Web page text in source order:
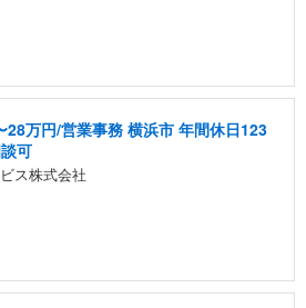
28万円/営業事務 横浜市 年間休日123
可
ス株式会社